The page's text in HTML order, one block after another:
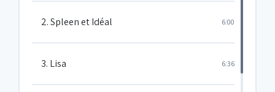
2. Spleen et Idéal 6:00
3. Lisa 6:36